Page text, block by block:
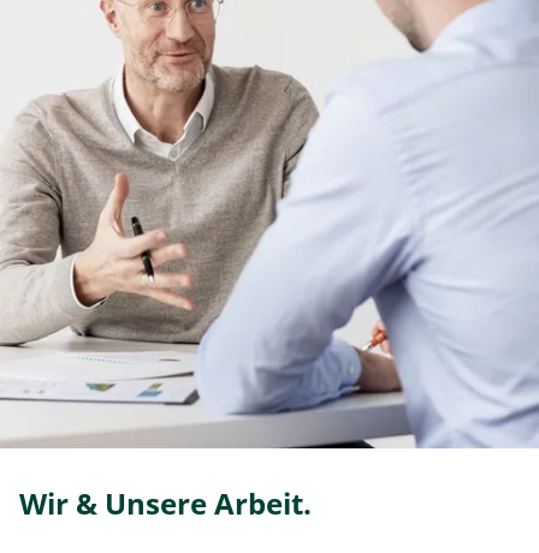
Wir & Unsere Arbeit.